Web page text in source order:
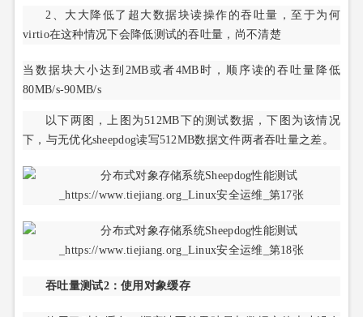
2、大大降低了超大数据块读操作的吞吐量，至于为何
virtio在这种情况下会降低测试的吞吐量，尚不清楚
当数据块大小达到2MB或者4MB时，顺序读的吞吐量降低
80MB/s-90MB/s
以下两图，上图为512MB下的测试数据，下图为该情况
下，与无优化sheepdog读写512MB数据文件两者吞吐量之差。
吞吐量测试2：使用对象缓存